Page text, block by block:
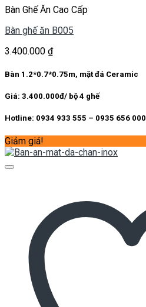
Bàn Ghế Ăn Cao Cấp
Bàn ghế ăn B005
3.400.000 ₫
Bàn 1.2*0.7*0.75m, mặt đá Ceramic
Giá: 3.400.000đ/ bộ 4 ghế
Hotline: 0934 933 555 – 0935 656 000
Giảm giá!